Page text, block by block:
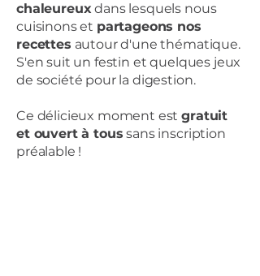
chaleureuxdans lesquels nous
cuisinons et partageons nos
recettes autour d'une thématique.
S'en suit un festin et quelques jeux
de société pour la digestion.
Ce délicieux moment estgratuit
et ouvert à tous sans inscription
préalable !​​